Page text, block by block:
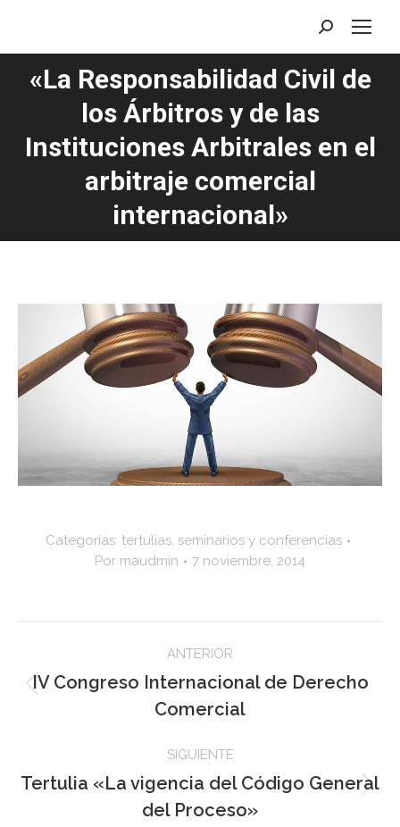
Buscar:
«La Responsabilidad Civil de
los Árbitros y de las
Instituciones Arbitrales en el
arbitraje comercial
internacional»
Estás aquí:
Categorías: tertulias, seminarios y conferencias
Por maudmin 7 noviembre, 2014
Navegación
entre
publicaciones
ANTERIOR
Publicación
anterior:
IV Congreso Internacional de Derecho
Comercial
SIGUIENTE
Publicación
siguiente:
Tertulia «La vigencia del Código General
del Proceso»